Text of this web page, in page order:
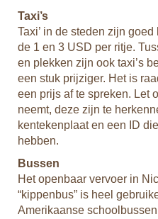
Taxi’s
Taxi’ in de steden zijn
de 1 en 3 USD per ritje.
en plekken zijn ook taxi’s
een stuk prijziger. Het is
een prijs af te spreken. Let
neemt, deze zijn te
kentekenplaat en een ID
hebben.
Bussen
Het openbaar vervoer in
“kippenbus” is heel
Amerikaanse